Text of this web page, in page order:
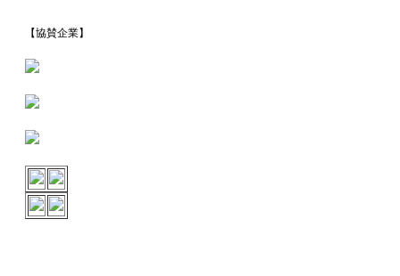
【協賛企業】